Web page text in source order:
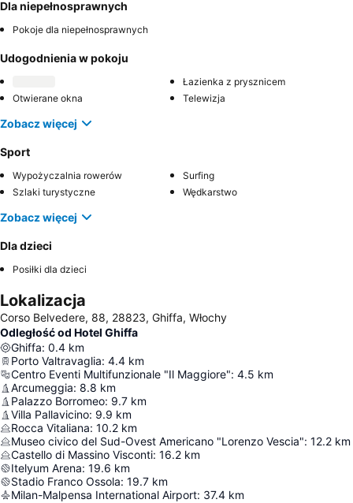
Dla niepełnosprawnych
Pokoje dla niepełnosprawnych
Udogodnienia w pokoju
Łazienka z prysznicem
Otwierane okna
Telewizja
Zobacz więcej
Sport
Wypożyczalnia rowerów
Surfing
Szlaki turystyczne
Wędkarstwo
Zobacz więcej
Dla dzieci
Posiłki dla dzieci
Lokalizacja
Corso Belvedere, 88, 28823, Ghiffa, Włochy
Odległość od Hotel Ghiffa
Ghiffa: 0.4 km
Porto Valtravaglia: 4.4 km
Centro Eventi Multifunzionale "Il Maggiore": 4.5 km
Arcumeggia: 8.8 km
Palazzo Borromeo: 9.7 km
Villa Pallavicino: 9.9 km
Rocca Vitaliana: 10.2 km
Museo civico del Sud-Ovest Americano "Lorenzo Vescia": 12.2 km
Castello di Massino Visconti: 16.2 km
Itelyum Arena: 19.6 km
Stadio Franco Ossola: 19.7 km
Milan-Malpensa International Airport: 37.4 km